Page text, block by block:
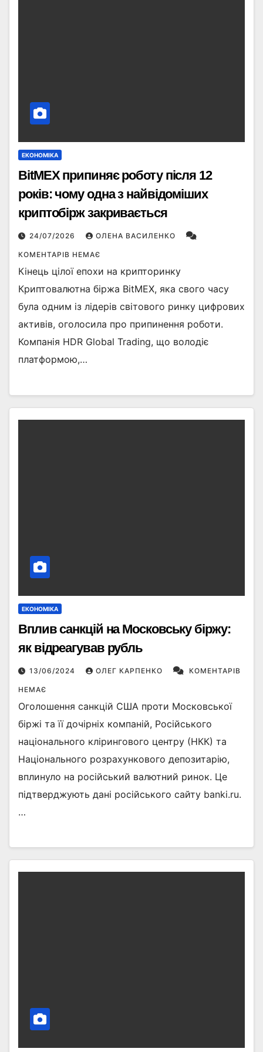
ЕКОНОМІКА
BitMEX припиняє роботу після 12
років: чому одна з найвідоміших
криптобірж закривається
24/07/2026 ОЛЕНА ВАСИЛЕНКО
КОМЕНТАРІВ НЕМАЄ
Кінець цілої епохи на крипторинку
Криптовалютна біржа BitMEX, яка свого часу
була одним із лідерів світового ринку цифрових
активів, оголосила про припинення роботи.
Компанія HDR Global Trading, що володіє
платформою,…
ЕКОНОМІКА
Вплив санкцій на Московську біржу:
як відреагував рубль
13/06/2024 ОЛЕГ КАРПЕНКО КОМЕНТАРІВ
НЕМАЄ
Оголошення санкцій США проти Московської
біржі та її дочірніх компаній, Російського
національного клірингового центру (НКК) та
Національного розрахункового депозитарію,
вплинуло на російський валютний ринок. Це
підтверджують дані російського сайту banki.ru.
…